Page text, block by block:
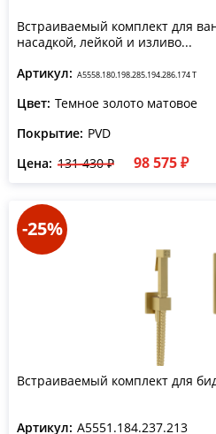
Встраиваемый комплект для
насадкой, лейкой и изливо...
Артикул: A5558.180.198.285.194.286.174 T
Цвет: Темное золото матовое
Покрытие: PVD
Цена: 131 430 ₽ 98 575 ₽
-25%
Встраиваемый комплект для
Артикул: A5551.184.237.213